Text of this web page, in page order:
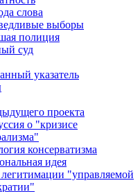
слова
выборы
полиция
суд
указатель
проекта
о "кризисе
консерватизма
идея
"управляемой